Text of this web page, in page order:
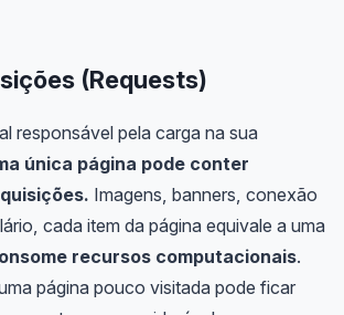
(Requests)
responsável pela carga na sua
única página pode conter
Imagens, banners, conexão
cada item da página equivale a uma
recursos computacionais.
página pouco visitada pode ficar